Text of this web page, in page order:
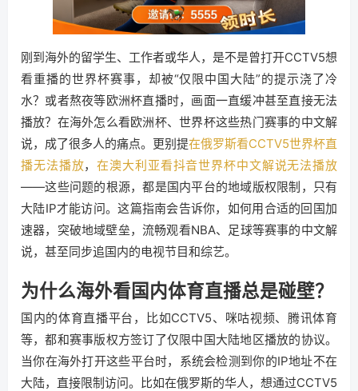
刚到海外的留学生、工作者或华人，是不是曾打开CCTV5想
看重播的世界杯赛事，却被“仅限中国大陆”的提示浇了冷
水？或者熬夜等欧洲杯直播时，画面一直缓冲甚至直接无法
播放？在海外怎么看欧洲杯、世界杯这些热门赛事的中文解
说，成了很多人的痛点。更别提在俄罗斯看CCTV5世界杯直
播无法播放，在澳大利亚看抖音世界杯中文解说无法播放
——这些问题的根源，都是国内平台的地域版权限制，只有
大陆IP才能访问。这篇指南会告诉你，如何用合适的回国加
速器，突破地域壁垒，流畅观看NBA、足球等赛事的中文解
说，甚至同步追国内的电视节目和综艺。
为什么海外看国内体育直播总是碰壁？
国内的体育直播平台，比如CCTV5、咪咕视频、腾讯体育
等，都和赛事版权方签订了仅限中国大陆地区播放的协议。
当你在海外打开这些平台时，系统会检测到你的IP地址不在
大陆，直接限制访问。比如在俄罗斯的华人，想通过CCTV5